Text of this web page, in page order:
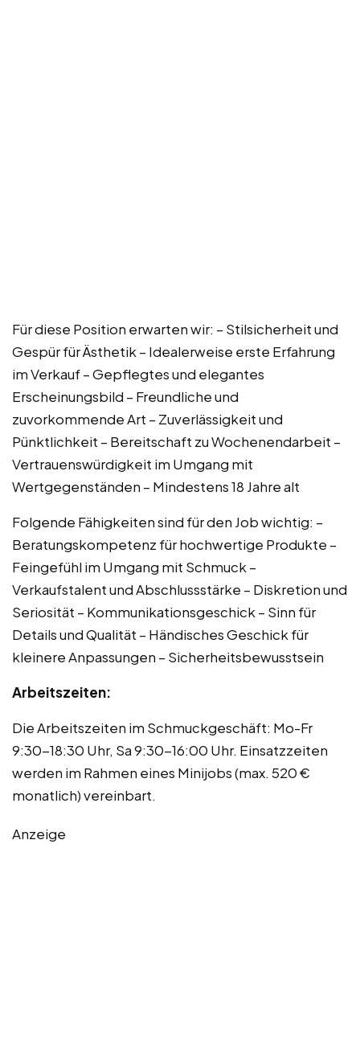
Für diese Position erwarten wir: – Stilsicherheit und
Gespür für Ästhetik – Idealerweise erste Erfahrung
im Verkauf – Gepflegtes und elegantes
Erscheinungsbild – Freundliche und
zuvorkommende Art – Zuverlässigkeit und
Pünktlichkeit – Bereitschaft zu Wochenendarbeit –
Vertrauenswürdigkeit im Umgang mit
Wertgegenständen – Mindestens 18 Jahre alt
Folgende Fähigkeiten sind für den Job wichtig: –
Beratungskompetenz für hochwertige Produkte –
Feingefühl im Umgang mit Schmuck –
Verkaufstalent und Abschlussstärke – Diskretion und
Seriosität – Kommunikationsgeschick – Sinn für
Details und Qualität – Händisches Geschick für
kleinere Anpassungen – Sicherheitsbewusstsein
Arbeitszeiten:
Die Arbeitszeiten im Schmuckgeschäft: Mo-Fr
9:30-18:30 Uhr, Sa 9:30-16:00 Uhr. Einsatzzeiten
werden im Rahmen eines Minijobs (max. 520 €
monatlich) vereinbart.
Anzeige